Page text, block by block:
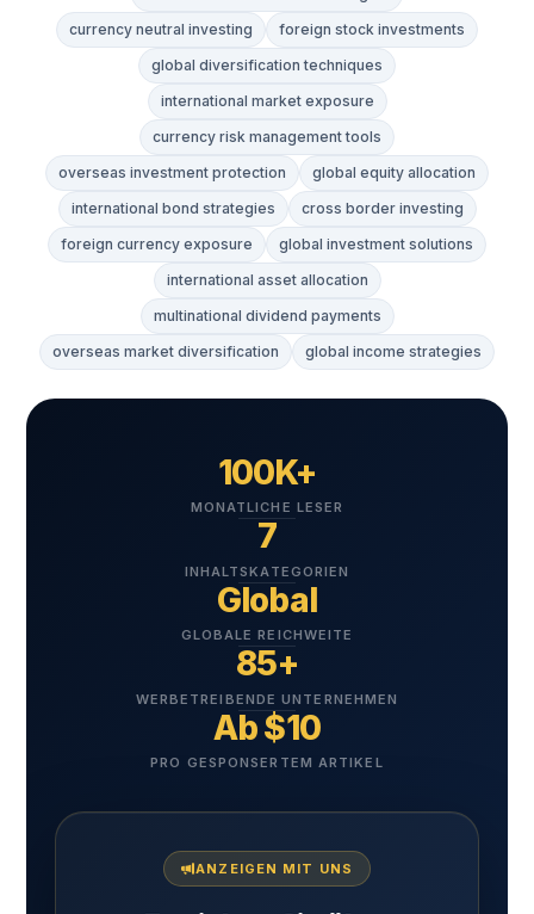
currency neutral investing
foreign stock investments
global diversification techniques
international market exposure
currency risk management tools
overseas investment protection
global equity allocation
international bond strategies
cross border investing
foreign currency exposure
global investment solutions
international asset allocation
multinational dividend payments
overseas market diversification
global income strategies
100K+
MONATLICHE LESER
7
INHALTSKATEGORIEN
Global
GLOBALE REICHWEITE
85+
WERBETREIBENDE UNTERNEHMEN
Ab $10
PRO GESPONSERTEM ARTIKEL
ANZEIGEN MIT UNS